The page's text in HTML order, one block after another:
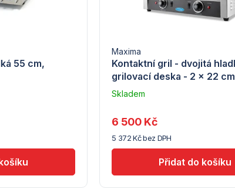
55 cm,
Kontaktní gril - dvojitá
grilovací deska - 2 x 22 cm
Maxima
Skladem
Troubsko
5 372 Kč bez DPH
6 500 Kč